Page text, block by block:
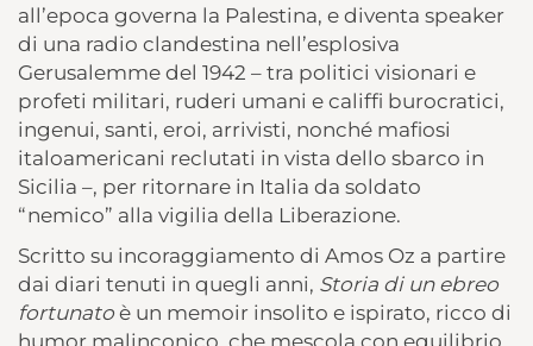
all’epoca governa la Palestina, e diventa speaker
di una radio clandestina nell’esplosiva
Gerusalemme del 1942 – tra politici visionari e
profeti militari, ruderi umani e califfi burocratici,
ingenui, santi, eroi, arrivisti, nonché mafiosi
italoamericani reclutati in vista dello sbarco in
Sicilia –, per ritornare in Italia da soldato
“nemico” alla vigilia della Liberazione.
Scritto su incoraggiamento di Amos Oz a partire
dai diari tenuti in quegli anni, Storia di un ebreo
fortunato è un memoir insolito e ispirato, ricco di
humor malinconico, che mescola con equilibrio